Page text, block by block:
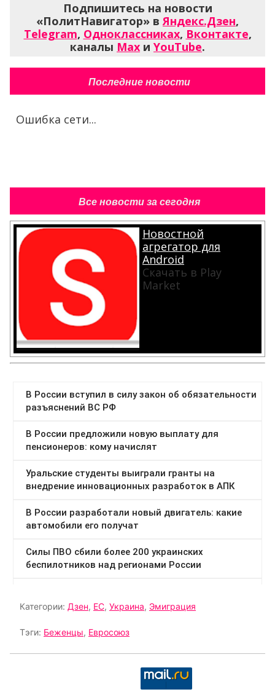
Подпишитесь на новости
«ПолитНавигатор» вЯндекс.Дзен,
Telegram, Одноклассниках, Вконтакте,
каналы Max и YouTube.
Последние новости
Ошибка сети...
Все новости за сегодня
Новостной
агрегатор для
Android
Скачать в Play
Market
Категории: Дзен, ЕС, Украина, Эмиграция
Тэги: Беженцы, Евросоюз